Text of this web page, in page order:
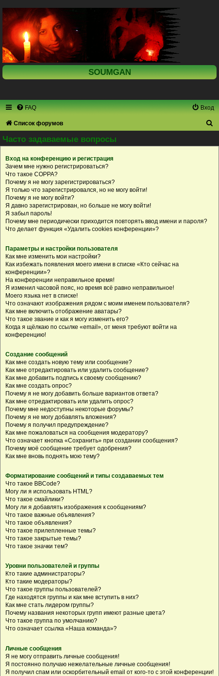
SOUMGAN
FAQ Вход
Список форумов
и
Часто задаваемые вопросы
Вход на конференцию и регистрация
Зачем мне нужно регистрироваться?
Что такое COPPA?
Почему я не могу зарегистрироваться?
Я только что зарегистрировался, но не могу войти!
Почему я не могу войти?
Я давно зарегистрирован, но больше не могу войти!
Я забыл пароль!
Почему мне периодически приходится повторять ввод имени и пароля?
Что делает функция «Удалить cookies конференции»?
Параметры и настройки пользователя
Как мне изменить мои настройки?
Как избежать появления моего имени в списке «Кто сейчас на
конференции»?
На конференции неправильное время!
Я изменил часовой пояс, но время всё равно неправильное!
Моего языка нет в списке!
Что означают изображения рядом с моим именем пользователя?
Как мне включить отображение аватары?
Что такое звание и как я могу изменить его?
Когда я щёлкаю по ссылке «email», от меня требуют войти на
конференцию!
Создание сообщений
Как мне создать новую тему или сообщение?
Как мне отредактировать или удалить сообщение?
Как мне добавить подпись к своему сообщению?
Как мне создать опрос?
Почему я не могу добавить больше вариантов ответа?
Как мне отредактировать или удалить опрос?
Почему мне недоступны некоторые форумы?
Почему я не могу добавлять вложения?
Почему я получил предупреждение?
Как мне пожаловаться на сообщения модератору?
Что означает кнопка «Сохранить» при создании сообщения?
Почему моё сообщение требует одобрения?
Как мне вновь поднять мою тему?
Форматирование сообщений и типы создаваемых тем
Что такое BBCode?
Могу ли я использовать HTML?
Что такое смайлики?
Могу ли я добавлять изображения к сообщениям?
Что такое важные объявления?
Что такое объявления?
Что такое прилепленные темы?
Что такое закрытые темы?
Что такое значки тем?
Уровни пользователей и группы
Кто такие администраторы?
Кто такие модераторы?
Что такое группы пользователей?
Где находятся группы и как мне вступить в них?
Как мне стать лидером группы?
Почему названия некоторых групп имеют разные цвета?
Что такое группа по умолчанию?
Что означает ссылка «Наша команда»?
Личные сообщения
Я не могу отправить личные сообщения!
Я постоянно получаю нежелательные личные сообщения!
Я получил спам или оскорбительный email от кого-то с этой конференции!